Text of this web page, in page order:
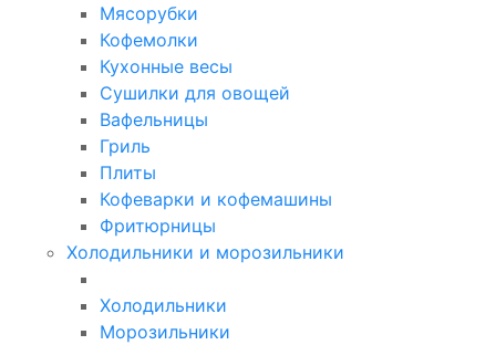
Мясорубки
Кофемолки
Кухонные весы
Сушилки для овощей
Вафельницы
Гриль
Плиты
Кофеварки и кофемашины
Фритюрницы
Холодильники и морозильники
Холодильники
Морозильники